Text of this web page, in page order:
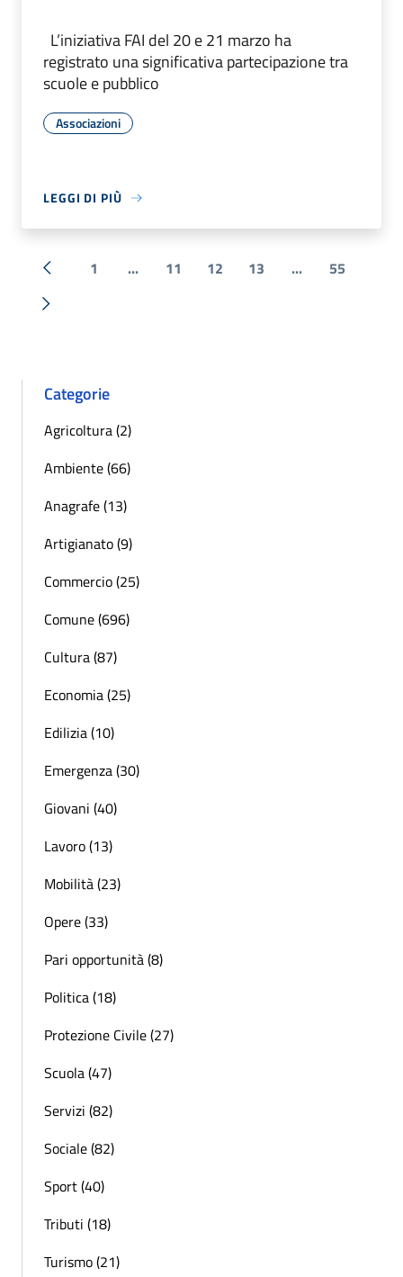
L’iniziativa FAI del 20 e 21 marzo ha
registrato una significativa partecipazione tra
scuole e pubblico
Associazioni
LEGGI DI PIÙ
« Precedente
1 ... 11 12 13 ... 55
Successiva »
Categorie
Agricoltura (2)
Ambiente (66)
Anagrafe (13)
Artigianato (9)
Commercio (25)
Comune (696)
Cultura (87)
Economia (25)
Edilizia (10)
Emergenza (30)
Giovani (40)
Lavoro (13)
Mobilità (23)
Opere (33)
Pari opportunità (8)
Politica (18)
Protezione Civile (27)
Scuola (47)
Servizi (82)
Sociale (82)
Sport (40)
Tributi (18)
Turismo (21)